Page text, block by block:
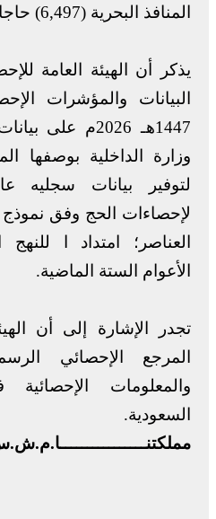
المنافذ البحرية (6,497) حاجا وحاجة.
يذكر أن الهيئة العامة
البيانات والمؤشرات
1447هـ 2026م
وزارة الداخلية بوصفها
لتوفير بيانات سجليه
لإحصاءات الحج وفق
العناصر؛ امتداد ا
الأعوام الستة الماضية.
تجدر الإشارة إلى أن
المرجع الإحصائي
والمعلومات
السعودية.